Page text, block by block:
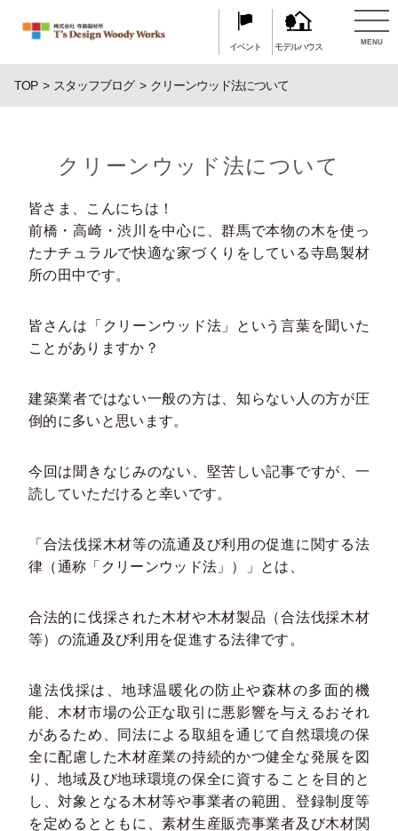
イベント モデルハウス MENU
TOP スタッフブログ クリーンウッド法について
クリーンウッド法について
皆さま、こんにちは！
前橋・高崎・渋川を中心に、群馬で本物の木を使っ
たナチュラルで快適な家づくりをしている寺島製材
所の田中です。
皆さんは「クリーンウッド法」という言葉を聞いた
ことがありますか？
建築業者ではない一般の方は、知らない人の方が圧
倒的に多いと思います。
今回は聞きなじみのない、堅苦しい記事ですが、一
読していただけると幸いです。
「合法伐採木材等の流通及び利用の促進に関する法
律（通称「クリーンウッド法」）」とは、
合法的に伐採された木材や木材製品（合法伐採木材
等）の流通及び利用を促進する法律です。
違法伐採は、地球温暖化の防止や森林の多面的機
能、木材市場の公正な取引に悪影響を与えるおそれ
があるため、同法による取組を通じて自然環境の保
全に配慮した木材産業の持続的かつ健全な発展を図
り、地域及び地球環境の保全に資することを目的と
し、対象となる木材等や事業者の範囲、登録制度等
を定めるとともに、素材生産販売事業者及び木材関